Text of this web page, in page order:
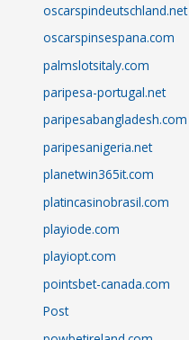
oscarspindeutschland.net
oscarspinsespana.com
palmslotsitaly.com
paripesa-portugal.net
paripesabangladesh.com
paripesanigeria.net
planetwin365it.com
platincasinobrasil.com
playiode.com
playiopt.com
pointsbet-canada.com
Post